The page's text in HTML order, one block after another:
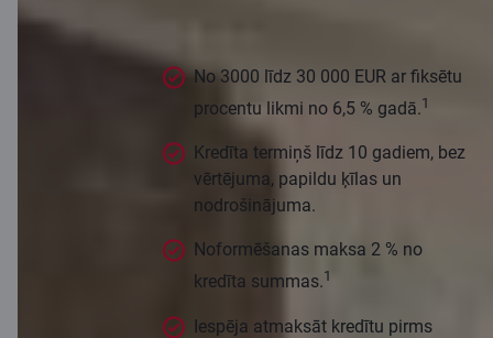
No 3000 līdz 30 000 EUR ar fiksētu
procentu likmi no 6,5 % gadā.1
Kredīta termiņš līdz 10 gadiem, bez
vērtējuma, papildu ķīlas un
nodrošinājuma.
Noformēšanas maksa 2 % no
kredīta summas.1
Iespēja atmaksāt kredītu pirms